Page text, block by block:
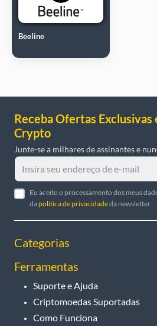
Beeline
Receba Ofertas Exclusivas
Crypto
Junte-se a milhares de assinantes e
Eu aceito o processamento dos meus
dapolítica de privacidadeda newsletter.
Categorias
Ferramentas
Suporte e Ajuda
Criptomoedas Suportadas
Como Funciona